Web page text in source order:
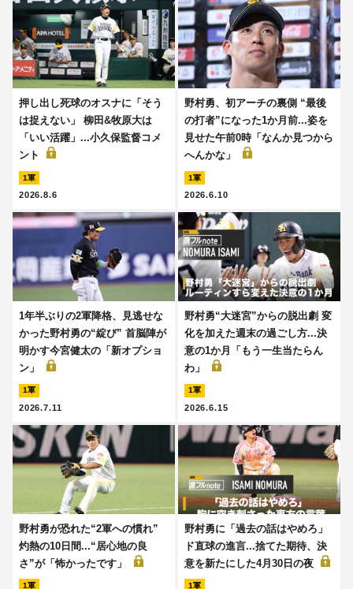
押し出し死球のオスナに「そう
は捉えない」 柳田&牧原大は
「いい活躍」...小久保監督コメ
ント
1軍
2026.8.6
野村勇、初アーチの裏側 “最後
の打者”になった1か月前...姿を
見せた午前0時「なんか見つから
へんかな」
1軍
2026.6.10
1年半ぶりの2軍降格、見逃せな
かった野村勇の“綻び” 首脳陣が
明かす今宮健太の「新オプショ
ン」
1軍
2026.7.11
野村勇“大迷宮”からの脱出劇 変
化を加えた週末の過ごし方...決
意の1か月「もう一生当たらん
わ」
1軍
2026.6.15
野村勇が恐れた“2軍への慣れ”
灼熱の10日間...“居心地の良
さ”が「怖かったです」
1軍
野村勇に「過去の話はやめろ」
ド直球の進言...捨てた期待、決
意を新たにした4月30日の夜
1軍